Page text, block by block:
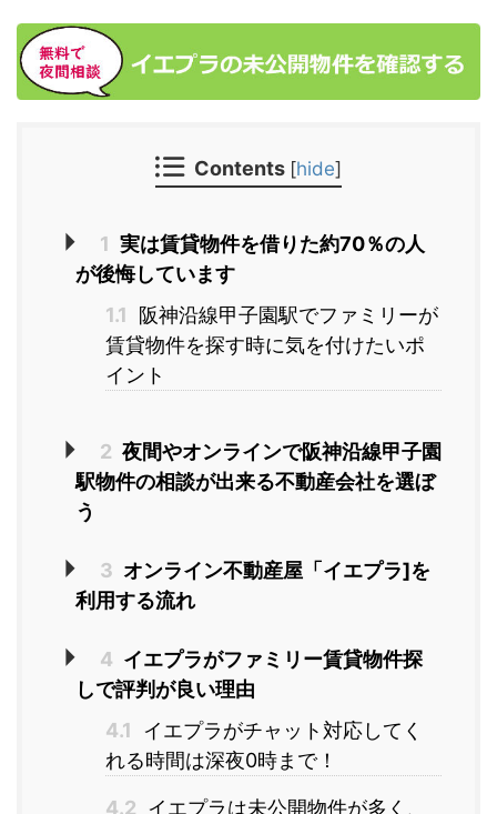
Contents [hide]
1 実は賃貸物件を借りた約70％の人
が後悔しています
1.1
阪神沿線甲子園駅でファミリーが
賃貸物件を探す時に気を付けたいポ
イント
2 夜間やオンラインで阪神沿線甲子園
駅物件の相談が出来る不動産会社を選ぼ
う
3 オンライン不動産屋「イエプラ]を
利用する流れ
4 イエプラがファミリー賃貸物件探
しで評判が良い理由
4.1
イエプラがチャット対応してく
れる時間は深夜0時まで！
4.2
イエプラは未公開物件が多く、